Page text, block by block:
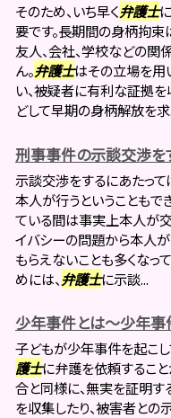
そのため、いち早く弁護士
要です。長期間の身柄拘
友人、会社、学校などの
ん。弁護士はその立場を用
い、被疑者に有利な証拠
どして早期の身柄解放を求
刑事事件の示談交渉を
示談交渉をするにあたって
本人が行うということもで
ている間は事実上本人が
イバシーの問題から本人
もらえないことも多くなっ
めには、 弁護士に示談...
少年事件とは～少年
子どもが少年事件を起こし
護士に弁護を依頼すること
合と同様に、無実を証明
を収集したり、被害者との